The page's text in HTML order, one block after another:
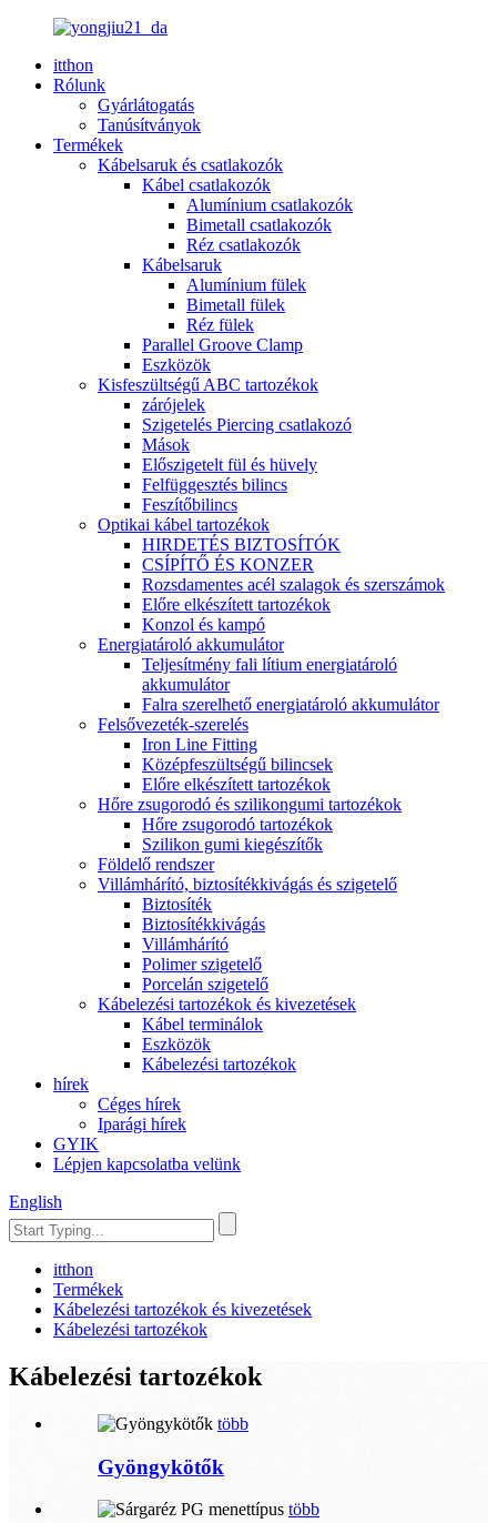
itthon
Rólunk
Gyárlátogatás
Tanúsítványok
Termékek
Kábelsaruk és csatlakozók
Kábel csatlakozók
Alumínium csatlakozók
Bimetall csatlakozók
Réz csatlakozók
Kábelsaruk
Alumínium fülek
Bimetall fülek
Réz fülek
Parallel Groove Clamp
Eszközök
Kisfeszültségű ABC tartozékok
zárójelek
Szigetelés Piercing csatlakozó
Mások
Előszigetelt fül és hüvely
Felfüggesztés bilincs
Feszítőbilincs
Optikai kábel tartozékok
HIRDETÉS BIZTOSÍTÓK
CSÍPÍTŐ ÉS KONZER
Rozsdamentes acél szalagok és szerszámok
Előre elkészített tartozékok
Konzol és kampó
Energiatároló akkumulátor
Teljesítmény fali lítium energiatároló
akkumulátor
Falra szerelhető energiatároló akkumulátor
Felsővezeték-szerelés
Iron Line Fitting
Középfeszültségű bilincsek
Előre elkészített tartozékok
Hőre zsugorodó és szilikongumi tartozékok
Hőre zsugorodó tartozékok
Szilikon gumi kiegészítők
Földelő rendszer
Villámhárító, biztosítékkivágás és szigetelő
Biztosíték
Biztosítékkivágás
Villámhárító
Polimer szigetelő
Porcelán szigetelő
Kábelezési tartozékok és kivezetések
Kábel terminálok
Eszközök
Kábelezési tartozékok
hírek
Céges hírek
Iparági hírek
GYIK
Lépjen kapcsolatba velünk
English
itthon
Termékek
Kábelezési tartozékok és kivezetések
Kábelezési tartozékok
Kábelezési tartozékok
több
Gyöngykötők
több